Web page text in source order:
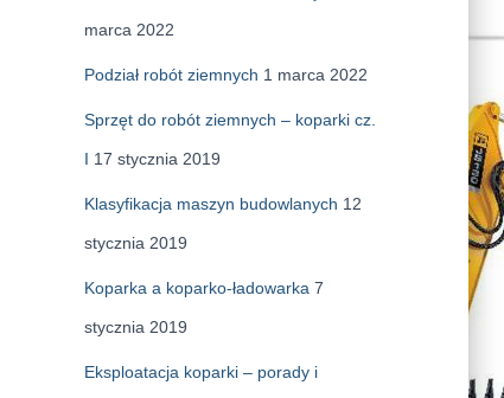
marca 2022
Podział robót ziemnych 1 marca 2022
Sprzęt do robót ziemnych – koparki cz.
I 17 stycznia 2019
Klasyfikacja maszyn budowlanych 12
stycznia 2019
Koparka a koparko-ładowarka 7
stycznia 2019
Eksploatacja koparki – porady i